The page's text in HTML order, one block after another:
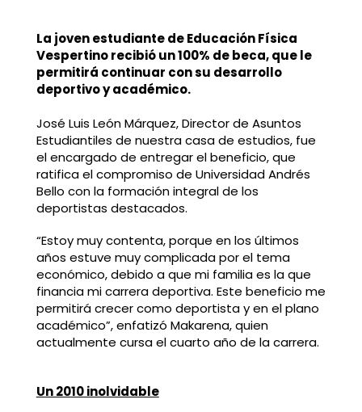
La joven estudiante de Educación Física
Vespertino recibió un 100% de beca, que le
permitirá continuar con su desarrollo
deportivo y académico.
José Luis León Márquez, Director de Asuntos
Estudiantiles de nuestra casa de estudios, fue
el encargado de entregar el beneficio, que
ratifica el compromiso de Universidad Andrés
Bello con la formación integral de los
deportistas destacados.
“Estoy muy contenta, porque en los últimos
años estuve muy complicada por el tema
económico, debido a que mi familia es la que
financia mi carrera deportiva. Este beneficio me
permitirá crecer como deportista y en el plano
académico”, enfatizó Makarena, quien
actualmente cursa el cuarto año de la carrera.
Un 2010 inolvidable